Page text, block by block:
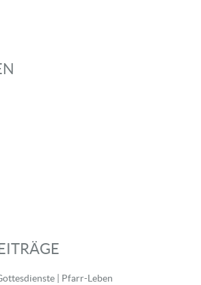
| Pfarr-Leben